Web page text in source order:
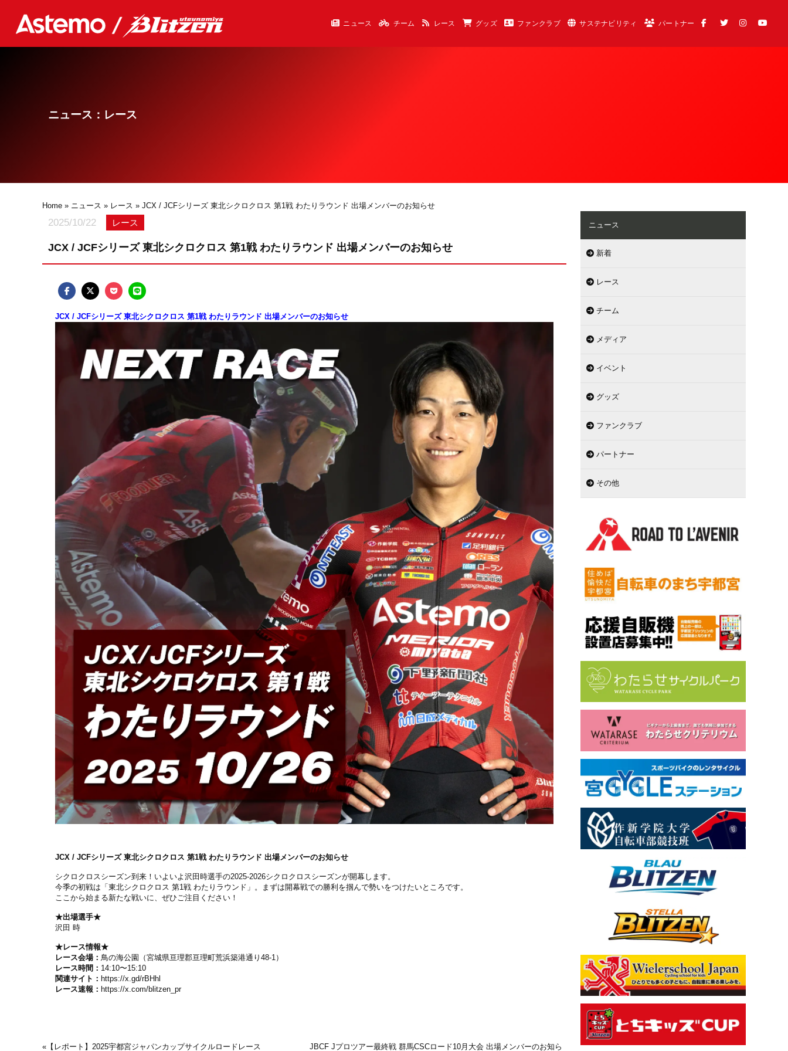
ニュース チーム レース グッズ ファンクラブ サステナビリティ パートナー
ニュース：レース
Home » ニュース » レース » JCX / JCFシリーズ 東北シクロクロス 第1戦 わたりラウンド 出場メンバーのお知らせ
2025/10/22 レース
JCX / JCFシリーズ 東北シクロクロス 第1戦 わたりラウンド 出場メンバーのお知らせ
JCX / JCFシリーズ 東北シクロクロス 第1戦 わたりラウンド 出場メンバーのお知らせ
JCX / JCFシリーズ 東北シクロクロス 第1戦 わたりラウンド 出場メンバーのお知らせ
シクロクロスシーズン到来！いよいよ沢田時選手の2025-2026シクロクロスシーズンが開幕します。
今季の初戦は「東北シクロクロス 第1戦 わたりラウンド」。まずは開幕戦での勝利を掴んで勢いをつけたいところです。
ここから始まる新たな戦いに、ぜひご注目ください！
★出場選手★
沢田 時
★レース情報★
レース会場：鳥の海公園（宮城県亘理郡亘理町荒浜築港通り48-1）
レース時間： 14:10〜15:10
関連サイト： https://x.gd/rBHhl
レース速報： https://x.com/blitzen_pr
« 【レポート】2025宇都宮ジャパンカップサイクルロードレース JBCF Jプロツアー最終戦 群馬CSCロード10月大会 出場メンバーのお知ら
ニュース
新着
レース
チーム
メディア
イベント
グッズ
ファンクラブ
パートナー
その他